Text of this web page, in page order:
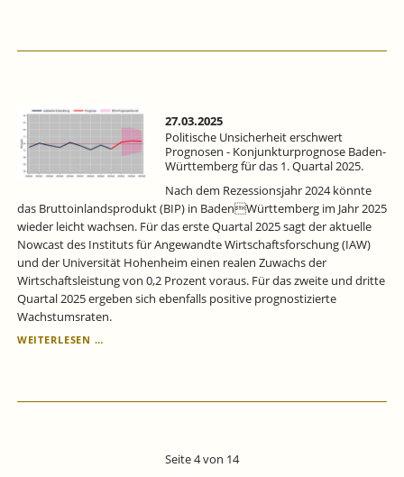
DAS
POLITISCHE
UNSICHERHEIT
ERSCHWERT
PROGNOSEN.
27.03.2025
Politische Unsicherheit erschwert
Prognosen - Konjunkturprognose Baden-
Württemberg für das 1. Quartal 2025.
Nach dem Rezessionsjahr 2024 könnte
das Bruttoinlandsprodukt (BIP) in BadenWürttemberg im Jahr 2025
wieder leicht wachsen. Für das erste Quartal 2025 sagt der aktuelle
Nowcast des Instituts für Angewandte Wirtschaftsforschung (IAW)
und der Universität Hohenheim einen realen Zuwachs der
Wirtschaftsleistung von 0,2 Prozent voraus. Für das zweite und dritte
Quartal 2025 ergeben sich ebenfalls positive prognostizierte
Wachstumsraten.
WEITERLESEN …POLITISCHE
-
WÜRTTEMBERGSeite 4 von 14